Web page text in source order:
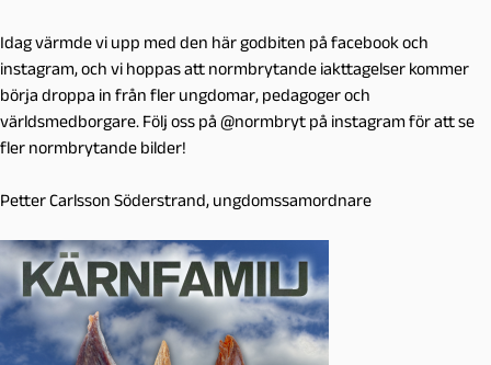
Idag värmde vi upp med den här godbiten på facebook och
instagram, och vi hoppas att normbrytande iakttagelser kommer
börja droppa in från fler ungdomar, pedagoger och
världsmedborgare. Följ oss på @normbryt på instagram för att se
fler normbrytande bilder!
Petter Carlsson Söderstrand, ungdomssamordnare